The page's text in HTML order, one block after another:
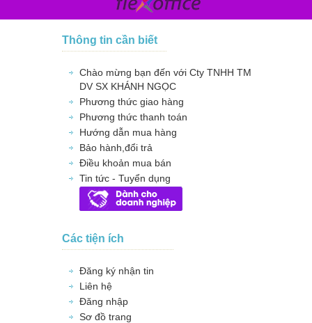
Thông tin cần biết
Chào mừng bạn đến với Cty TNHH TM
DV SX KHÁNH NGỌC
Phương thức giao hàng
Phương thức thanh toán
Hướng dẫn mua hàng
Bảo hành,đổi trả
Điều khoản mua bán
Tin tức - Tuyển dụng
Các tiện ích
Đăng ký nhận tin
Liên hệ
Đăng nhập
Sơ đồ trang